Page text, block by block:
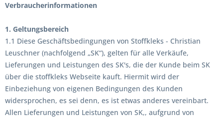
Verbraucherinformationen
1. Geltungsbereich
1.1 Diese Geschäftsbedingungen von Stoffkleks - Christian
Leuschner (nachfolgend „SK“), gelten für alle Verkäufe,
Lieferungen und Leistungen des SK's, die der Kunde beim SK
über die stoffkleks Webseite kauft. Hiermit wird der
Einbeziehung von eigenen Bedingungen des Kunden
widersprochen, es sei denn, es ist etwas anderes vereinbart.
Allen Lieferungen und Leistungen von SK,, aufgrund von